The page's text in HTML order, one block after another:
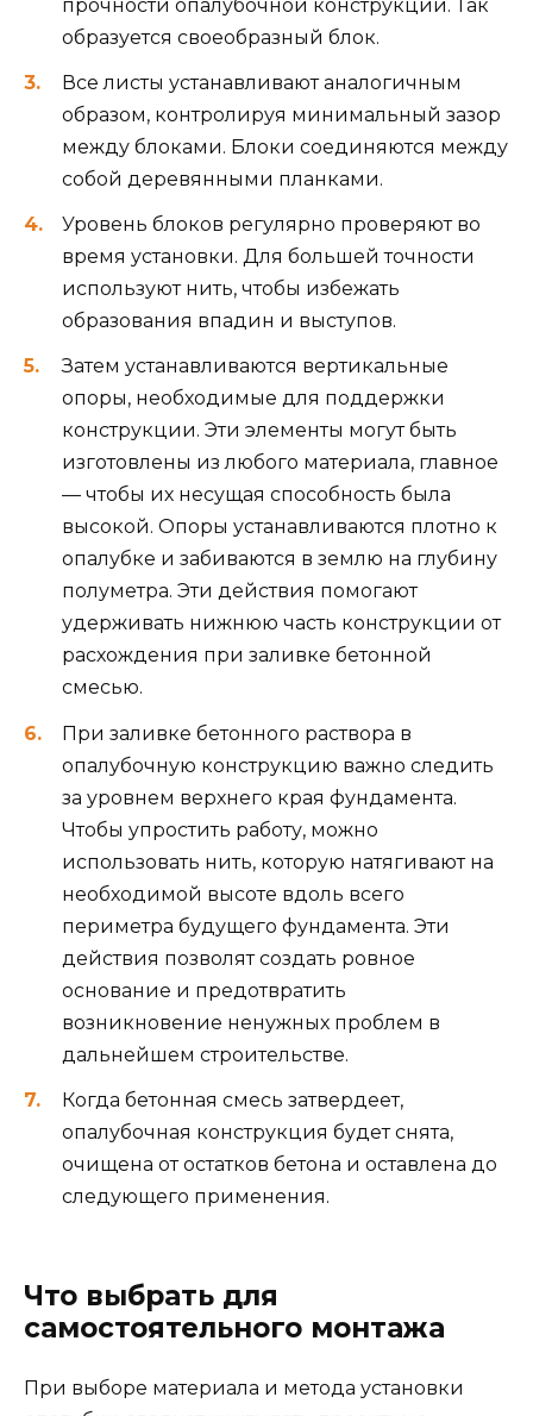
прочности опалубочной конструкции. Так
образуется своеобразный блок.
Все листы устанавливают аналогичным
образом, контролируя минимальный зазор
между блоками. Блоки соединяются между
собой деревянными планками.
Уровень блоков регулярно проверяют во
время установки. Для большей точности
используют нить, чтобы избежать
образования впадин и выступов.
Затем устанавливаются вертикальные
опоры, необходимые для поддержки
конструкции. Эти элементы могут быть
изготовлены из любого материала, главное
— чтобы их несущая способность была
высокой. Опоры устанавливаются плотно к
опалубке и забиваются в землю на глубину
полуметра. Эти действия помогают
удерживать нижнюю часть конструкции от
расхождения при заливке бетонной
смесью.
При заливке бетонного раствора в
опалубочную конструкцию важно следить
за уровнем верхнего края фундамента.
Чтобы упростить работу, можно
использовать нить, которую натягивают на
необходимой высоте вдоль всего
периметра будущего фундамента. Эти
действия позволят создать ровное
основание и предотвратить
возникновение ненужных проблем в
дальнейшем строительстве.
Когда бетонная смесь затвердеет,
опалубочная конструкция будет снята,
очищена от остатков бетона и оставлена до
следующего применения.
Что выбрать для
самостоятельного монтажа
При выборе материала и метода установки